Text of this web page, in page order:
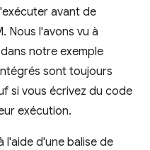
avant de
Nous l'avons vu à
notre exemple
sont toujours
si vous écrivez du code
exécution.
l'aide d'une balise de